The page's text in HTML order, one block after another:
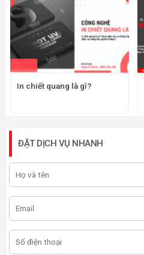
In chiết quang là gì?
ĐẶT DỊCH VỤ NHANH